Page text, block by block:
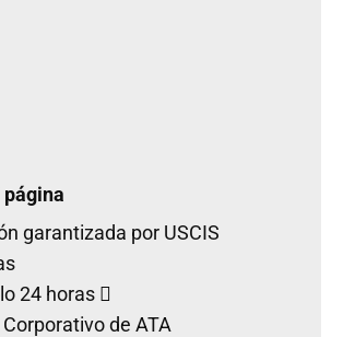
garantizada por USCIS
24 horas
de ATA